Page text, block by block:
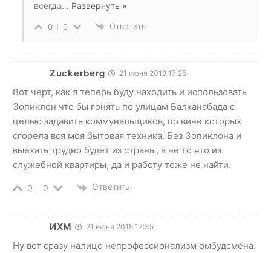
всегда… Развернуть »
0 0 Ответить
Zuckerberg 21 июня 2018 17:25
Вот черт, как я теперь буду находить и использовать
Зопиклон что бы гонять по улицам Балканабада с
целью задавить коммунальщиков, по вине которых
сгорела вся моя бытовая техника. Без Зопиклона и
выехать трудно будет из страны, а не то что из
служебной квартиры, да и работу тоже не найти.
0 0 Ответить
ИХМ 21 июня 2018 17:35
Ну вот сразу налицо непрофессионализм омбудсмена.